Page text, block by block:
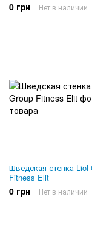
0 грн Нет в наличии
Шведская стенка Liol
Fitness Elit
0 грн Нет в наличии